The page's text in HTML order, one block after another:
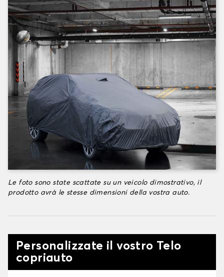
Le foto sono state scattate su un veicolo dimostrativo, il
prodotto avrà le stesse dimensioni della vostra auto.
Personalizzate il vostro Telo
copriauto